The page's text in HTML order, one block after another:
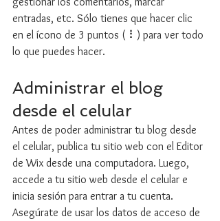
entradas, etc. Sólo tienes que hacer clic
en el ícono de 3 puntos ( ⠇) para ver todo
lo que puedes hacer.
Administrar el blog
desde el celular
Antes de poder administrar tu blog desde
el celular, publica tu sitio web con el Editor
de Wix desde una computadora. Luego,
accede a tu sitio web desde el celular e
inicia sesión para entrar a tu cuenta.
Asegúrate de usar los datos de acceso de